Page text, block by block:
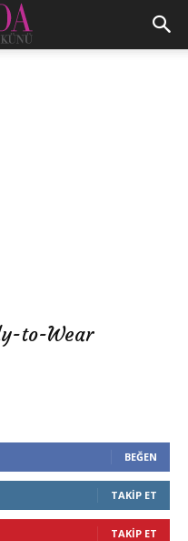
to-Wear
BEĞEN
TAKIP ET
TAKIP ET